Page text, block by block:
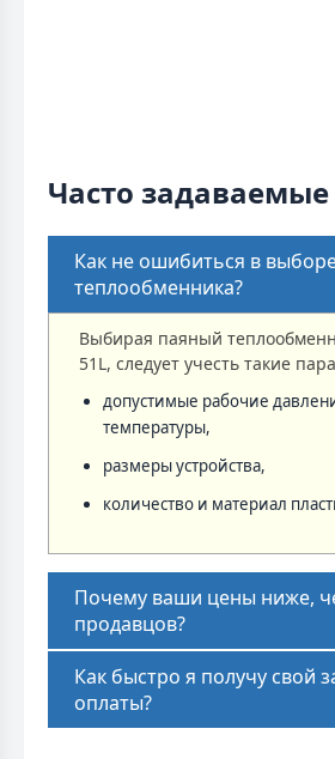
Часто
Как не ошибиться в
теплообменника?
Выбирая паяный
51L, следует учесть такие
допустимые рабочие
температуры,
размеры устройства,
количество и материал
Почему ваши цены ниже,
продавцов?
Как быстро я получу свой
оплаты?